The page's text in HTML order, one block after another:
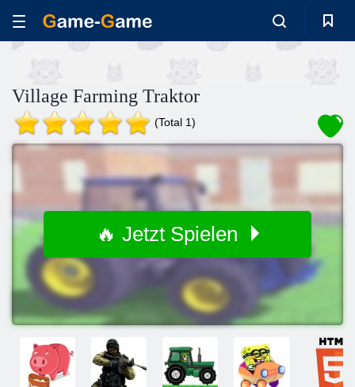
Village Farming Traktor
(Total 1)
🔥 Jetzt Spielen